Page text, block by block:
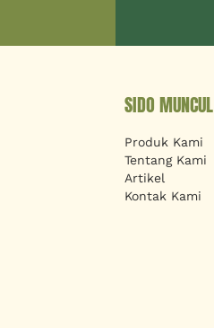
SIDO MUNCUL
Produk Kami
Tentang Kami
Artikel
Kontak Kami